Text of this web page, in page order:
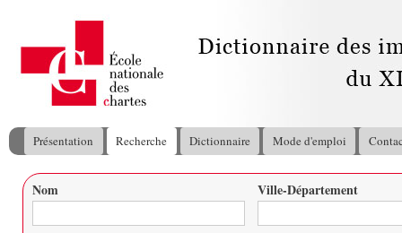
Menu principal
Présentation Recherche Dictionnaire Mode d'emploi
Vous êtes ici
Nom Ville-Département